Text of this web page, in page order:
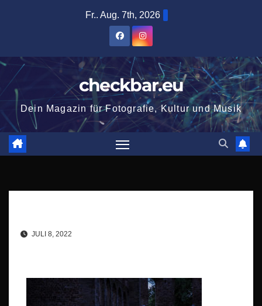
Fr.. Aug. 7th, 2026
checkbar.eu
Dein Magazin für Fotografie, Kultur und Musik
JULI 8, 2022